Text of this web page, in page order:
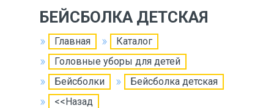
БЕЙСБОЛКА ДЕТСКАЯ
Главная
Каталог
Головные уборы для детей
Бейсболки
Бейсболка детская
<<Назад